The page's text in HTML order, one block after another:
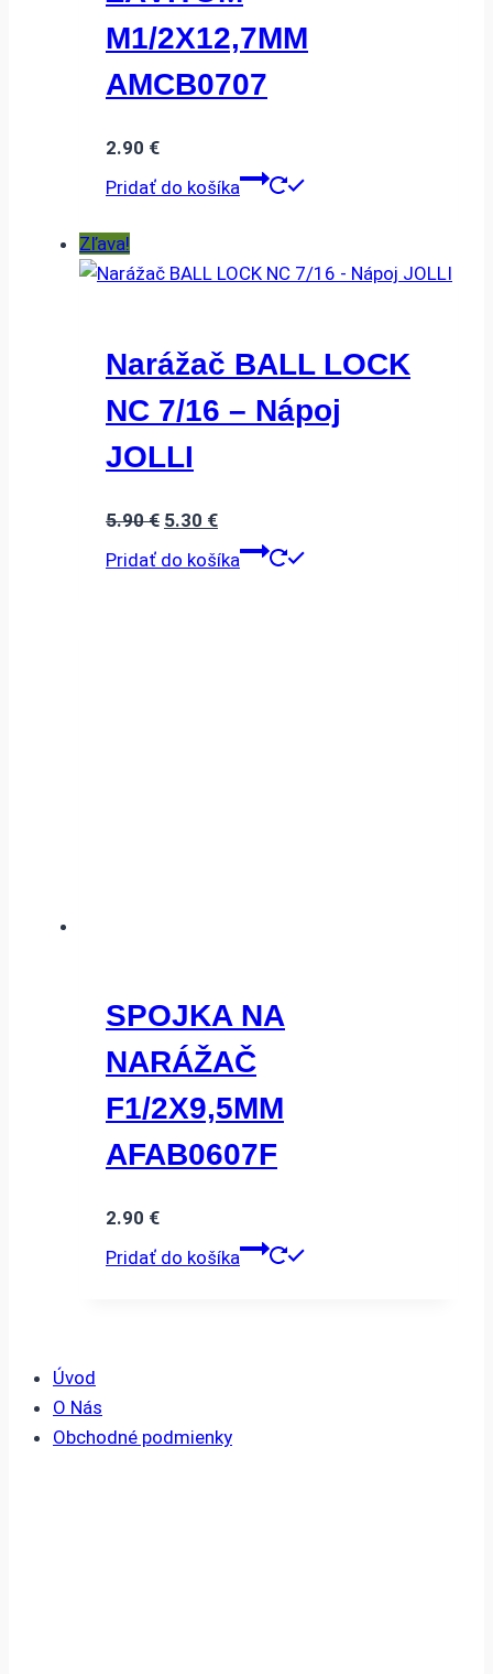
M1/2X12,7MM
AMCB0707
2.90 €
Pridať do košíka
Zľava!
Narážač BALL LOCK
NC 7/16 – Nápoj
JOLLI
5.90€ Pôvodná
cena
5.30 €Aktuálna
cena
Pridať do košíka
SPOJKA NA
NARÁŽAČ
F1/2X9,5MM
AFAB0607F
2.90 €
Pridať do košíka
Úvod
O Nás
Obchodné podmienky